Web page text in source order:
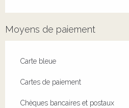
Moyens de paiement
Carte bleue
Cartes de paiement
Chèques bancaires et postaux